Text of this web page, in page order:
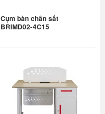
Cụm bàn chân sắt
BRIMD02-4C15